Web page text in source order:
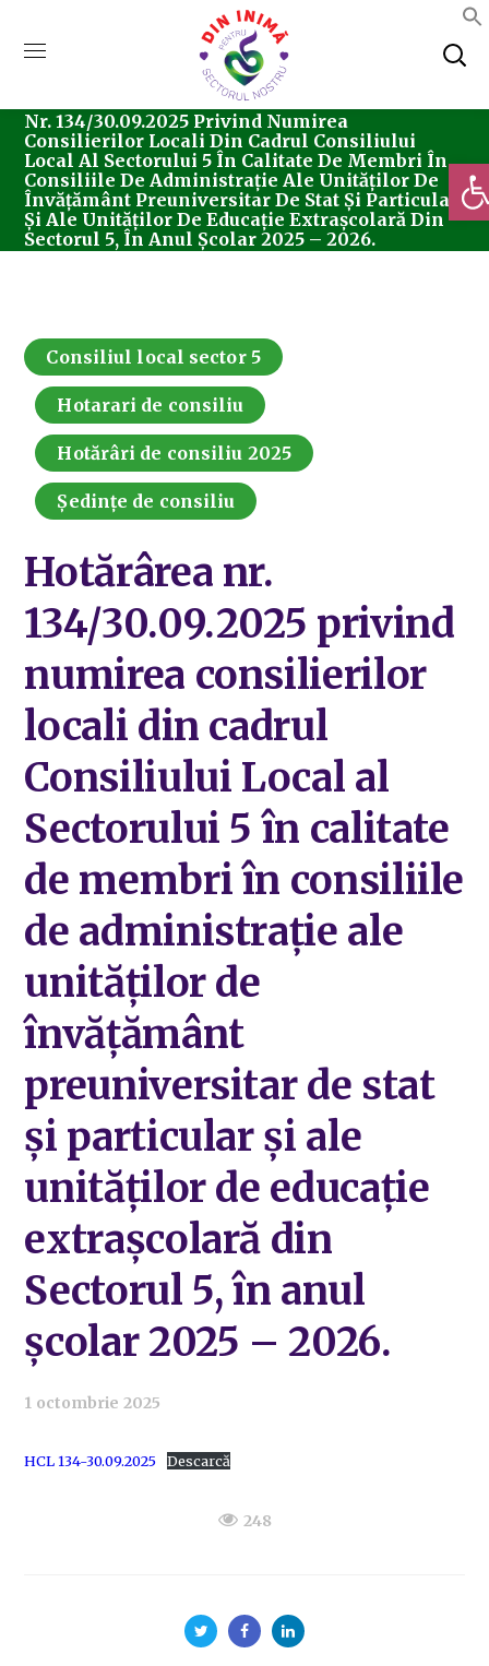
Consiliul Local Sector 5
Nr. 134/30.09.2025 Privind Numirea
Consilierilor Locali Din Cadrul Consiliului
Local Al Sectorului 5 În Calitate De Membri În
Consiliile De Administrație Ale Unităților De
Învățământ Preuniversitar De Stat Și Particular
Și Ale Unităților De Educație Extrașcolară Din
Sectorul 5, În Anul Școlar 2025 – 2026.
Consiliul local sector 5
Hotarari de consiliu
Hotărâri de consiliu 2025
Ședințe de consiliu
Hotărârea nr.
134/30.09.2025 privind
numirea consilierilor
locali din cadrul
Consiliului Local al
Sectorului 5 în calitate
de membri în consiliile
de administrație ale
unităților de
învățământ
preuniversitar de stat
și particular și ale
unităților de educație
extrașcolară din
Sectorul 5, în anul
școlar 2025 – 2026.
1 octombrie 2025
HCL 134-30.09.2025 Descarcă
248